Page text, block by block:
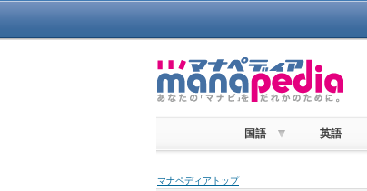
国語 英語
マナペディアトップ